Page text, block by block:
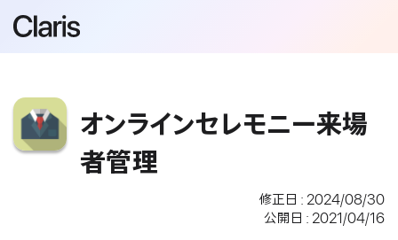
オンラインセレモニー来場
者管理
修正日 : 2024/08/30
公開日 : 2021/04/16